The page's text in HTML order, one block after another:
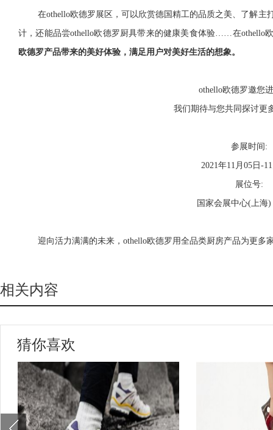
在othello欧德罗展区，可以欣赏德国精工的品质之美、了解
计，还能品尝othello欧德罗厨具带来的健康美食体验……在othello
欧德罗产品带来的美好体验，满足用户对美好生活的想象。
othello欧德罗邀您
我们期待与您共同探讨更
参展时间:
2021年11月05日-
展位号:
国家会展中心(上海)
迎向活力满满的未来，othello欧德罗用全品类厨房产品为更多
相关内容
猜你喜欢